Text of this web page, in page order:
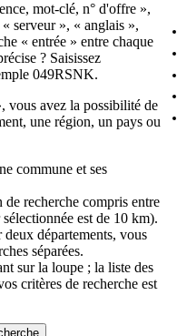
mot-clé, n° d'offre »,
serveur », « anglais »,
« entrée » entre chaque
? Saisissez
049RSNK.
vous avez la possibilité de
une région, un pays ou
commune et ses
recherche compris entre
est de 10 km).
départements, vous
séparées.
sur la loupe ; la liste des
critères de recherche est